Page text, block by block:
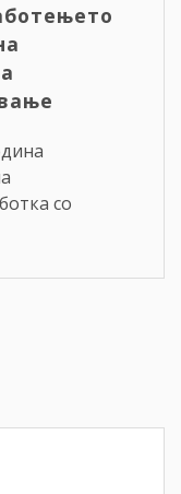
со